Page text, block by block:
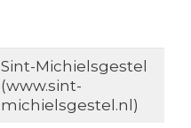
Sint-Michielsgestel
(www.sint-
michielsgestel.nl)